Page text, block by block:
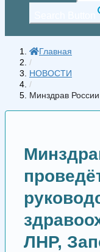
Главная
/
НОВОСТИ
/
Минздрав России
ЛНР,